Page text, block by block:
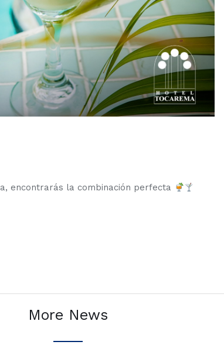
encontrarás la combinación perfecta
More News